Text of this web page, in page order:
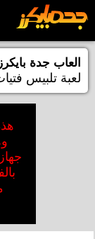
العاب جدة بايكرز
لعبة تلبيس